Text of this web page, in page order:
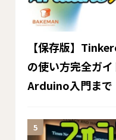
【保存版】
の使い方完全ガ
Arduino入門まで